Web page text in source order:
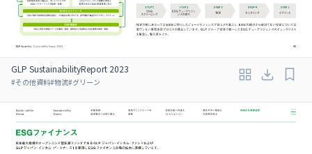
GLP SustainabilityReport 2023
#その他資料#物流#グリーン